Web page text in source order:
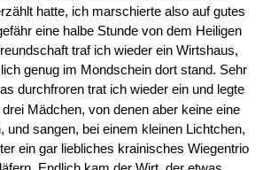
hatte, ich marschierte also auf gutes
eine halbe Stunde von dem Heiligen
traf ich wieder ein Wirtshaus,
genug im Mondschein dort stand. Sehr
durchfroren trat ich wieder ein und legte
Mädchen, von denen aber keine eine
und sangen, bei einem kleinen Lichtchen,
ein gar liebliches krainisches Wiegentrio